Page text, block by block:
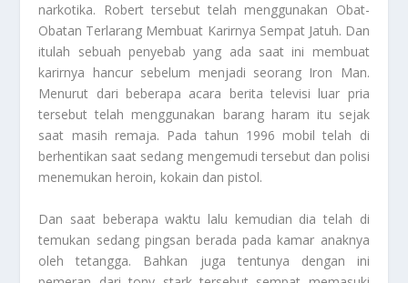
narkotika. Robert tersebut telah menggunakan Obat-
Obatan Terlarang Membuat Karirnya Sempat Jatuh. Dan
itulah sebuah penyebab yang ada saat ini membuat
karirnya hancur sebelum menjadi seorang Iron Man.
Menurut dari beberapa acara berita televisi luar pria
tersebut telah menggunakan barang haram itu sejak
saat masih remaja. Pada tahun 1996 mobil telah di
berhentikan saat sedang mengemudi tersebut dan polisi
menemukan heroin, kokain dan pistol.
Dan saat beberapa waktu lalu kemudian dia telah di
temukan sedang pingsan berada pada kamar anaknya
oleh tetangga. Bahkan juga tentunya dengan ini